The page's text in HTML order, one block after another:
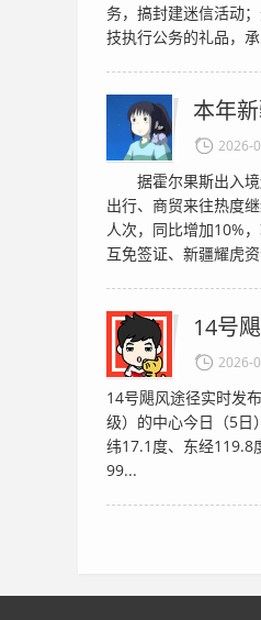
务，搞封建迷信活动
技执行公务的礼品，
本年
2026-
据霍尔果斯出入境
出行、商贸来往热度
人次，同比增加10%
互免签证、新疆耀虎
14号
2026-
14号飓风途径实时发
级）的中心今日（5日
纬17.1度、东经119.8
99...